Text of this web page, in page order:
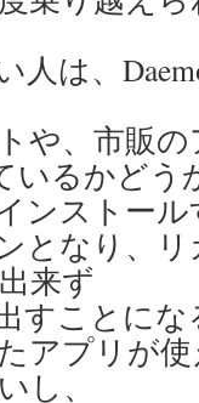
人は、
や、市販
いるかどう
ンストー
となり、
来ず
すことにな
アプリが
し、